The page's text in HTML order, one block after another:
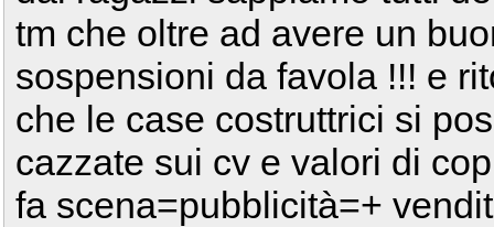
tm che oltre ad avere un
sospensioni da favola !!! e
che le case costruttrici si
cazzate sui cv e valori di
fa scena=pubblicità=+